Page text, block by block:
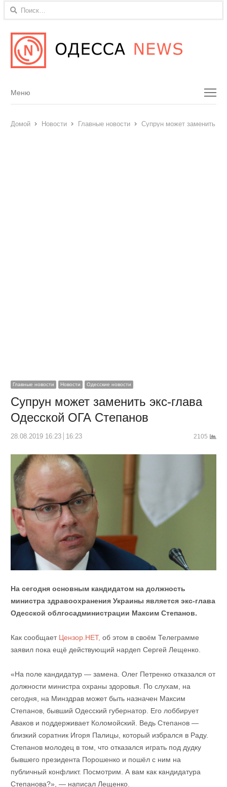
Найти:
Menu
Меню
Домой Новости Главные новости Супрун может заменить
Главные новости Новости Одесские новости
Супрун может заменить экс-глава
Одесской ОГА Степанов
28.08.2019 16:23 16:23 2105
На сегодня основным кандидатом на должность
министра здравоохранения Украины является экс-глава
Одесской облгосадминистрации Максим Степанов.
Как сообщает Цензор.НЕТ, об этом в своём Телеграмме
заявил пока ещё действующий нардеп Сергей Лещенко.
«На поле кандидатур — замена. Олег Петренко отказался от
должности министра охраны здоровья. По слухам, на
сегодня, на Минздрав может быть назначен Максим
Степанов, бывший Одесский губернатор. Его лоббирует
Аваков и поддерживает Коломойский. Ведь Степанов —
близкий соратник Игоря Палицы, который избрался в Раду.
Степанов молодец в том, что отказался играть под дудку
бывшего президента Порошенко и пошёл с ним на
публичный конфликт. Посмотрим. А вам как кандидатура
Степанова?», — написал Лещенко.